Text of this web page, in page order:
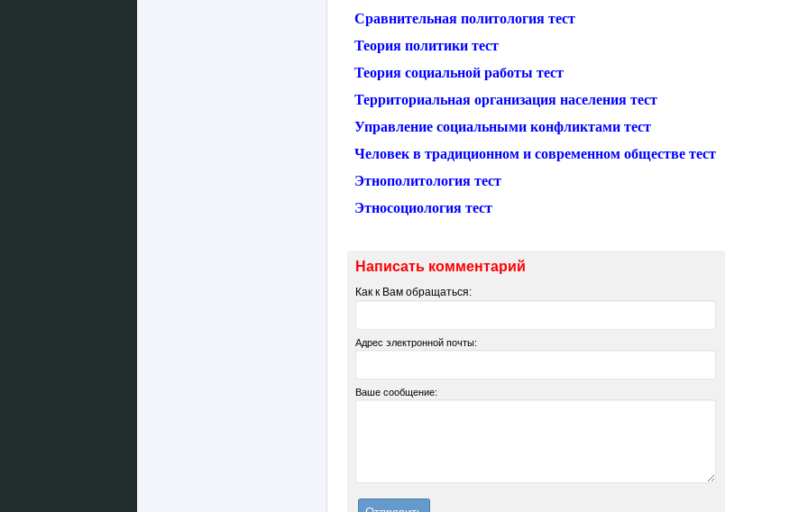
Сравнительная политология тест
Теория политики тест
Теория социальной работы тест
Территориальная организация населения тест
Управление социальными конфликтами тест
Человек в традиционном и современном обществе тест
Этнополитология тест
Этносоциология тест
Написать комментарий
Как к Вам обращаться:
Адрес электронной почты:
Ваше сообщение: